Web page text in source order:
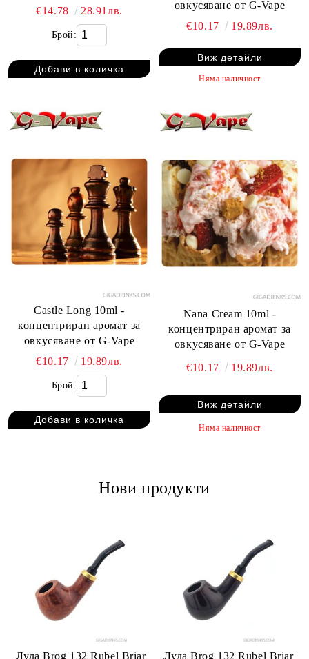
€14.78 28.91лв.
Брой:
овкусяване от G-Vape
€10.17
19.89лв.
Виж детайли
Няма наличност
Castle Long 10ml -
концентриран аромат за
овкусяване от G-Vape
€10.17
19.89лв.
Брой:
Nana Cream 10ml -
концентриран аромат за
овкусяване от G-Vape
€10.17 19.89лв.
Виж детайли
Няма наличност
Нови продукти
Лула Brog 132 Rubel Briar
Лула Brog 132 Rubel Briar